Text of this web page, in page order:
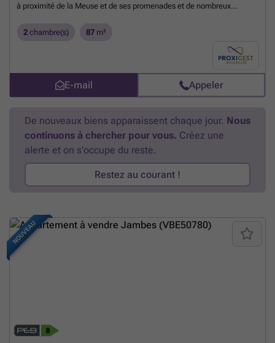
à proximité de la Meuse et de ses promenades et de nombreux
ouverte équipée, d'un hall de nuit, salle de bain avec WC, d'un WC
et une place de parking sécurisée en sous-sol. Actuellement loué et
En savoir plus ?
2 chambre(s) 87 m²
E-mail Appeler
De nouveaux biens apparaissent chaque jour. Nous
continuons à chercher pour vous. Créez une
alerte et on s'occupe du reste.
Restez au courant !
NOUVEAU